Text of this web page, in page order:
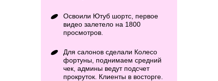
Освоили Ютуб шортс, первое
видео залетело на 1800
просмотров.
Для салонов сделали Колесо
фортуны, поднимаем средний
чек, админы ведут подсчет
прокруток. Клиенты в восторге.